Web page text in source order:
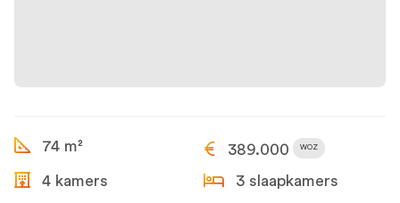
74 m² 389.000 WOZ
4 kamers 3 slaapkamers